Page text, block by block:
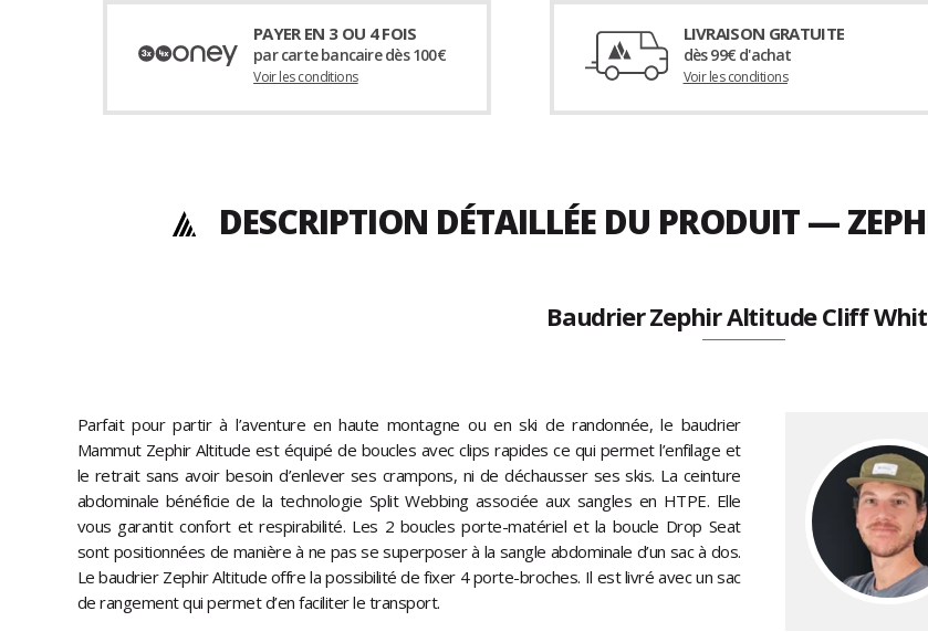
PAYER EN 3 OU 4 FOIS
par carte bancaire dès 100€
Voir les conditions
LIVRAISON GRATUITE
dès 99€ d'achat
Voir les conditions
DESCRIPTION DÉTAILLÉE DU PRODUIT —
Baudrier Zephir Altitude Cliff
Parfait pour partir à l’aventure en haute montagne ou en ski de randonnée, le baudrier
Mammut Zephir Altitude est équipé de boucles avec clips rapides ce qui permet l’enfilage et
le retrait sans avoir besoin d’enlever ses crampons, ni de déchausser ses skis. La ceinture
abdominale bénéficie de la technologie Split Webbing associée aux sangles en HTPE. Elle
vous garantit confort et respirabilité. Les 2 boucles porte-matériel et la boucle Drop Seat
sont positionnées de manière à ne pas se superposer à la sangle abdominale d’un sac à dos.
Le baudrier Zephir Altitude offre la possibilité de fixer 4 porte-broches. Il est livré avec un sac
de rangement qui permet d’en faciliter le transport.